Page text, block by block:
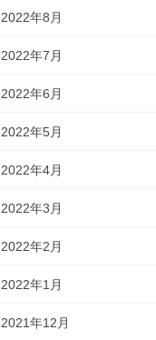
2022年8月
2022年7月
2022年6月
2022年5月
2022年4月
2022年3月
2022年2月
2022年1月
2021年12月